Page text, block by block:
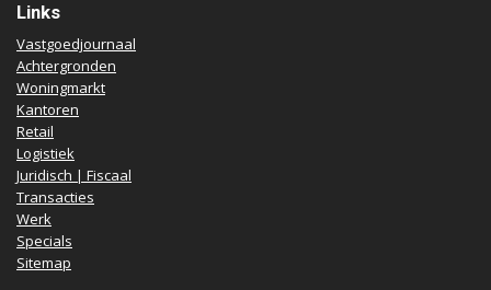
Links
Vastgoedjournaal
Achtergronden
Woningmarkt
Kantoren
Retail
Logistiek
Juridisch | Fiscaal
Transacties
Werk
Specials
Sitemap